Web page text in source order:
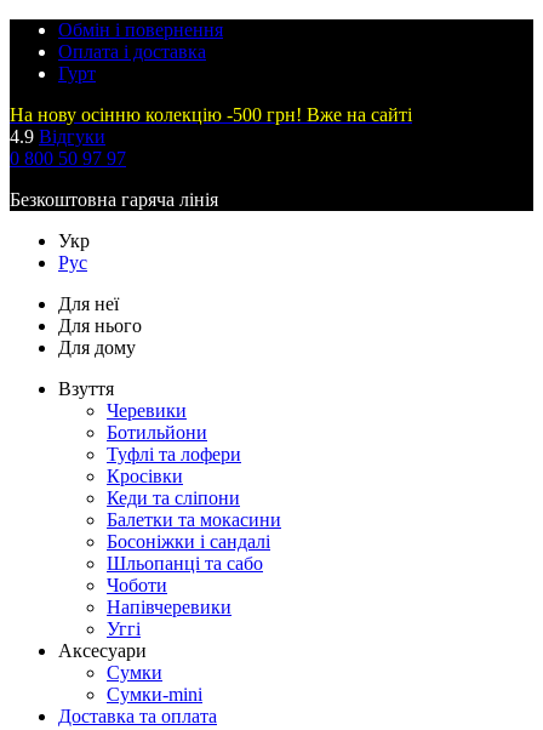
Обмін і повернення
Оплата і доставка
Гурт
На нову осінню колекцію -500 грн! Вже на сайті
4.9 Відгуки
0 800 50 97 97
Безкоштовна гаряча лінія
Укр
Рус
Для неї
Для нього
Для дому
Взуття
Черевики
Ботильйони
Туфлі та лофери
Кросівки
Кеди та сліпони
Балетки та мокасини
Босоніжки і сандалі
Шльопанці та сабо
Чоботи
Напівчеревики
Уггі
Аксесуари
Сумки
Сумки-mini
Доставка та оплата